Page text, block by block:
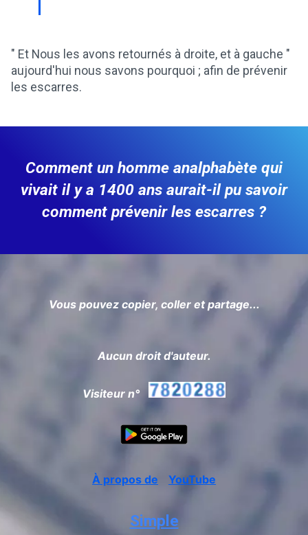
" Et Nous les avons retournés à droite, et à gauche "
aujourd'hui nous savons pourquoi ; afin de prévenir
les escarres.
Comment un homme analphabète qui
vivait il y a 1400 ans aurait-il pu savoir
comment prévenir les escarres ?
Vous pouvez copier, coller et partage...
Aucun droit d'auteur.
Visiteur n°
À propos de YouTube
Simple